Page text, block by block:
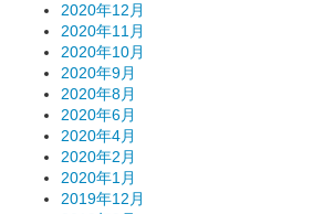
2020年12月
2020年11月
2020年10月
2020年9月
2020年8月
2020年6月
2020年4月
2020年2月
2020年1月
2019年12月